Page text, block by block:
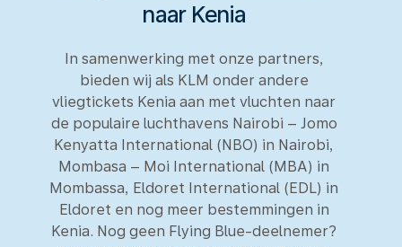
naar Kenia
In samenwerking met onze partners,
bieden wij als KLM onder andere
vliegtickets Kenia aan met vluchten naar
de populaire luchthavens Nairobi – Jomo
Kenyatta International (NBO) in Nairobi,
Mombasa – Moi International (MBA) in
Mombassa, Eldoret International (EDL) in
Eldoret en nog meer bestemmingen in
Kenia. Nog geen Flying Blue-deelnemer?